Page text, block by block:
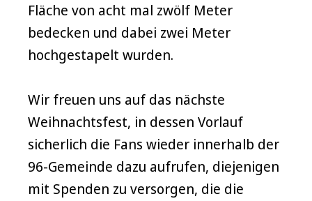
Fläche von acht mal zwölf Meter
bedecken und dabei zwei Meter
hochgestapelt wurden.
Wir freuen uns auf das nächste
Weihnachtsfest, in dessen Vorlauf
sicherlich die Fans wieder innerhalb der
96-Gemeinde dazu aufrufen, diejenigen
mit Spenden zu versorgen, die die